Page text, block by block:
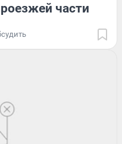
части